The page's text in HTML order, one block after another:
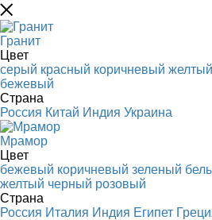
Гранит
Цвет
серый красный коричневый желтый
бежевый
Страна
Россия Китай Индия Украина
Мрамор
Цвет
бежевый коричневый зеленый
желтый черный розовый
Страна
Россия Италия Индия Египет